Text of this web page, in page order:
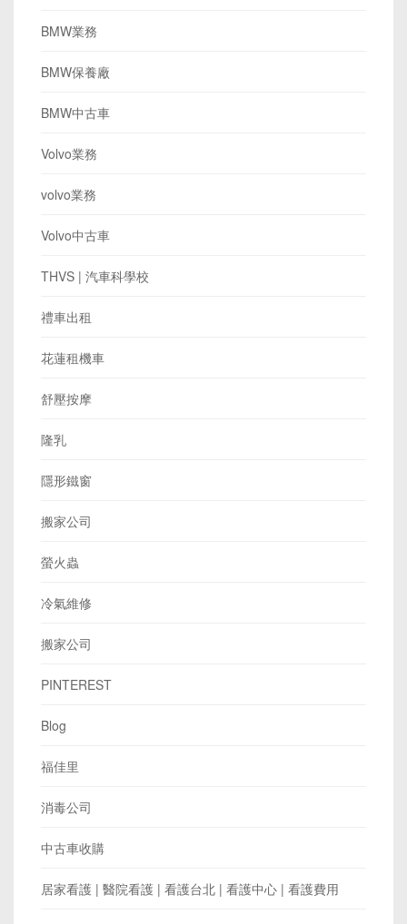
BMW業務
BMW保養廠
BMW中古車
Volvo業務
volvo業務
Volvo中古車
THVS | 汽車科學校
禮車出租
花蓮租機車
舒壓按摩
隆乳
隱形鐵窗
搬家公司
螢火蟲
冷氣維修
搬家公司
PINTEREST
Blog
福佳里
消毒公司
中古車收購
居家看護 | 醫院看護 | 看護台北 | 看護中心 | 看護費用